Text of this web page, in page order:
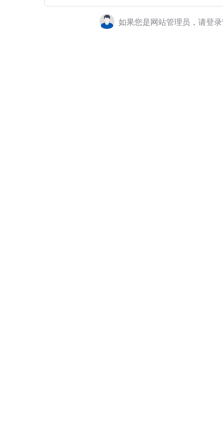
如果您是网站管理员，请登